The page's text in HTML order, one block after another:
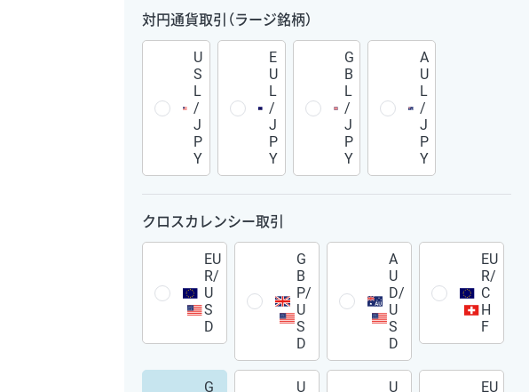
対円通貨取引（ラージ銘柄）
U
S
L
/
J
P
Y
E
U
L
/
J
P
Y
G
B
L
/
J
P
Y
A
U
L
/
J
P
Y
クロスカレンシー取引
EU
R/
U
S
D
G
B
P/
U
S
D
A
U
D/
U
S
D
EU
R/
C
H
F
G
U
U
EU